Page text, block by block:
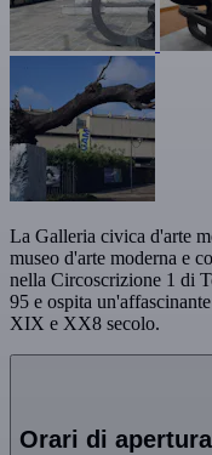
La Galleria civica d'arte
museo d'arte moderna e
nella Circoscrizione 1 di
95 e ospita
XIX e XX8 secolo.
Orari di apertura